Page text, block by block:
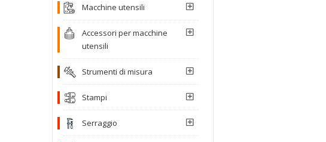
Macchine utensili
Accessori per macchine
utensili
Strumenti di misura
Stampi
Serraggio